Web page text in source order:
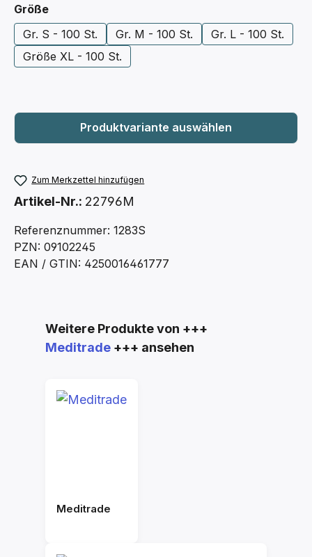
Größeauswählen
Gr. S - 100 St.
Gr. M - 100 St.
Gr. L - 100 St.
Größe XL - 100 St.
Zum Merkzettel hinzufügen
Artikel-Nr.: 22796M
Referenznummer: 1283S
PZN: 09102245
EAN / GTIN: 4250016461777
Produktgalerie überspringen
Weitere Produkte von +++
Meditrade +++ ansehen
Meditrade